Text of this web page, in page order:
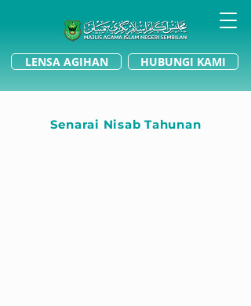
LENSA AGIHAN HUBUNGI KAMI
Senarai Nisab Tahunan